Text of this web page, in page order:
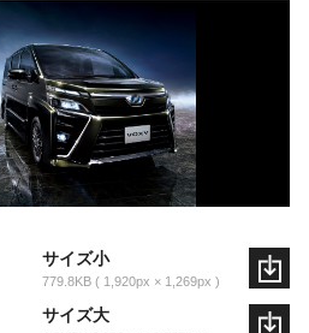
サイズ小
779.8KB 1,920px × 1,269px
サイズ大